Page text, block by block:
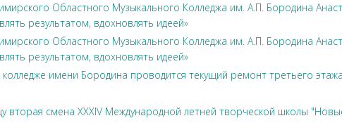
Областного Музыкального Колледжа им. А.П. Бородина
результатом, вдохновлять идеей»
Областного Музыкального Колледжа им. А.П. Бородина
результатом, вдохновлять идеей»
имени Бородина проводится текущий ремонт третьего
вторая смена XXXIV Международной летней творческой школы